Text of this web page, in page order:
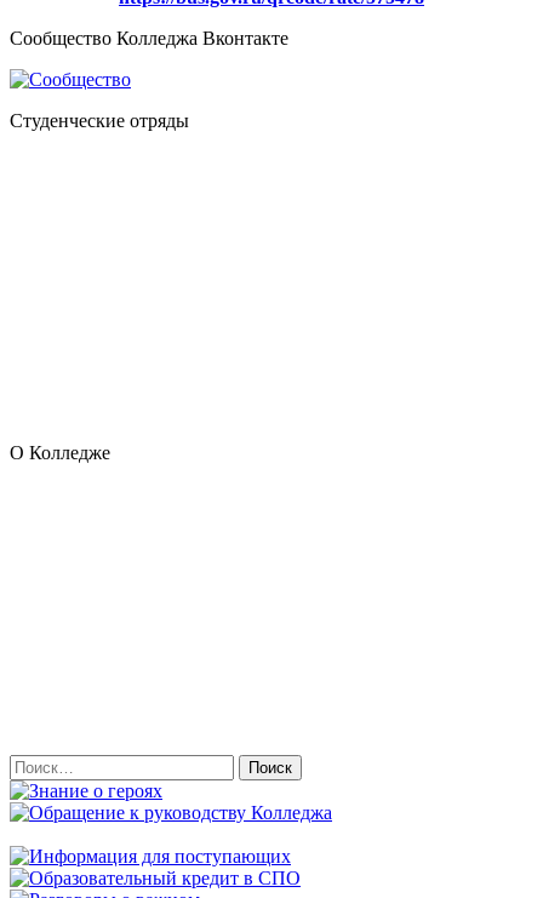
Сообщество Колледжа Вконтакте
Студенческие отряды
О Колледже
Найти: